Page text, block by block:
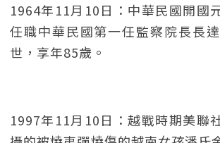
1964年11月10日：中華民國開國
任職中華民國第一任監察院長長
世，享年85歲。
1997年11月10日：越戰時期美聯